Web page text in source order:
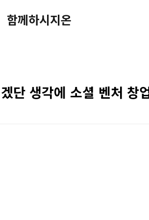
함께하시지온
단 생각에 소셜 벤처 창